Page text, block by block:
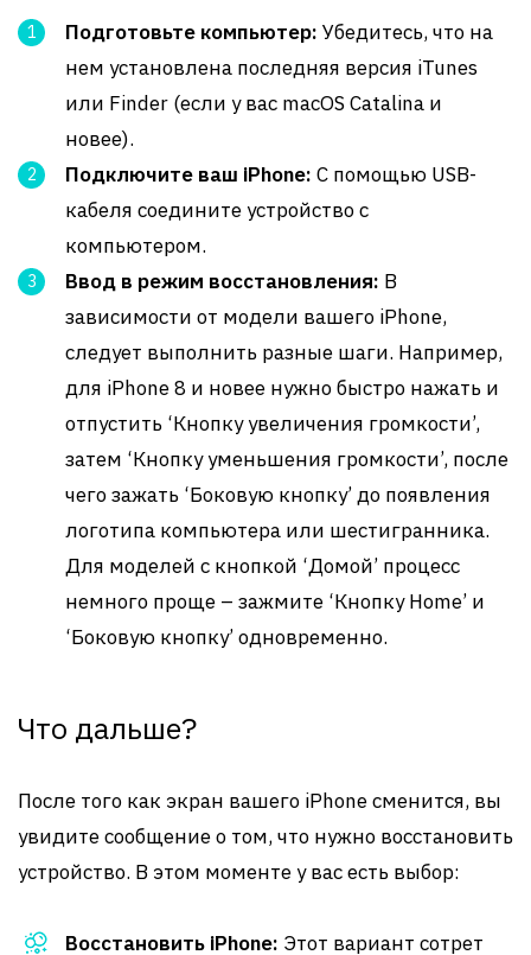
Подготовьте компьютер: Убедитесь, что на
нем установлена последняя версия iTunes
или Finder (если у вас macOS Catalina и
новее).
Подключите ваш iPhone: С помощью USB-
кабеля соедините устройство с
компьютером.
Ввод в режим восстановления: В
зависимости от модели вашего iPhone,
следует выполнить разные шаги. Например,
для iPhone 8 и новее нужно быстро нажать и
отпустить ‘Кнопку увеличения громкости’,
затем ‘Кнопку уменьшения громкости’, после
чего зажать ‘Боковую кнопку’ до появления
логотипа компьютера или шестигранника.
Для моделей с кнопкой ‘Домой’ процесс
немного проще – зажмите ‘Кнопку Home’ и
‘Боковую кнопку’ одновременно.
Что дальше?
После того как экран вашего iPhone сменится, вы
увидите сообщение о том, что нужно восстановить
устройство. В этом моменте у вас есть выбор:
Восстановить iPhone: Этот вариант сотрет